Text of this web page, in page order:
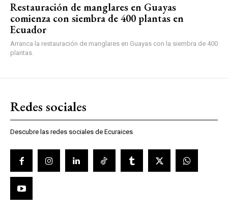
Restauración de manglares en Guayas
comienza con siembra de 400 plantas en
Ecuador
Arranca la restauración de manglares en Guayas con la siembra de 400
plantas.
Redes sociales
Descubre las redes sociales de Ecuraices